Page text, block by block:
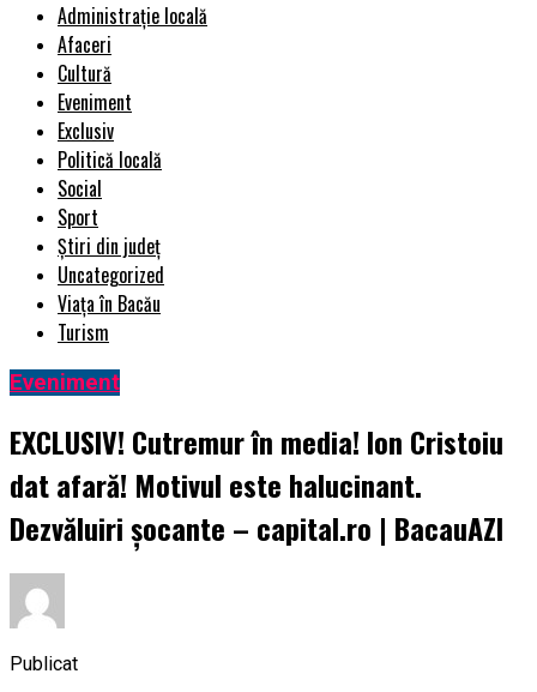
Administrație locală
Afaceri
Cultură
Eveniment
Exclusiv
Politică locală
Social
Sport
Știri din județ
Uncategorized
Viața în Bacău
Turism
Eveniment
EXCLUSIV! Cutremur în media! Ion Cristoiu
dat afară! Motivul este halucinant.
Dezvăluiri șocante – capital.ro | BacauAZI
Publicat